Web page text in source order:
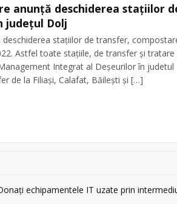
anunță deschiderea stațiilor
județul Dolj
deschiderea stațiilor de transfer,
Astfel toate stațiile, de transfer și
Integrat al Deșeurilor în
de la Filiași, Calafat, Băilești și […]
echipamentele IT uzate prin